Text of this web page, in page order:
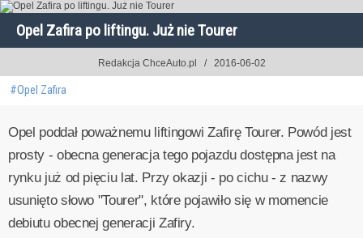
Opel Zafira po liftingu. Już nie Tourer
Redakcja ChceAuto.pl 2016-06-02
#Opel Zafira
Opel poddał poważnemu liftingowi Zafirę Tourer. Powód jest
prosty - obecna generacja tego pojazdu dostępna jest na
rynku już od pięciu lat. Przy okazji - po cichu - z nazwy
usunięto słowo "Tourer", które pojawiło się w momencie
debiutu obecnej generacji Zafiry.